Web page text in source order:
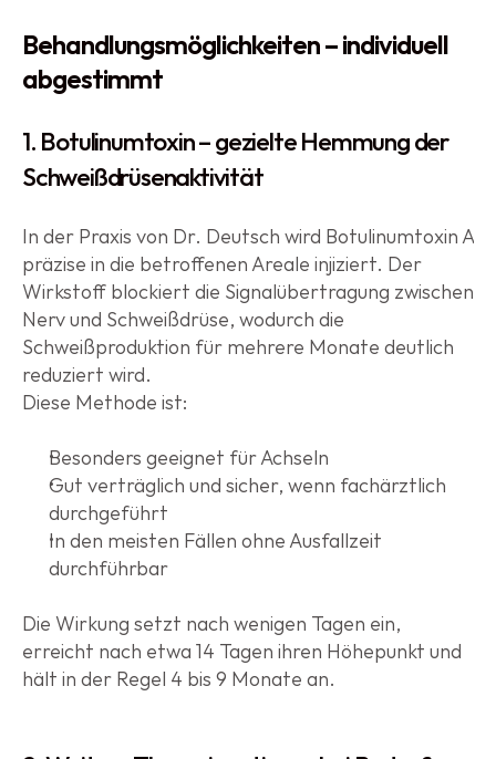
Behandlungsmöglichkeiten – individuell
abgestimmt
1. Botulinumtoxin – gezielte Hemmung der
Schweißdrüsenaktivität
In der Praxis von Dr. Deutsch wird Botulinumtoxin A
präzise in die betroffenen Areale injiziert. Der
Wirkstoff blockiert die Signalübertragung zwischen
Nerv und Schweißdrüse, wodurch die
Schweißproduktion für mehrere Monate deutlich
reduziert wird.
Diese Methode ist:
Besonders geeignet für Achseln
Gut verträglich und sicher, wenn fachärztlich
durchgeführt
In den meisten Fällen ohne Ausfallzeit
durchführbar
Die Wirkung setzt nach wenigen Tagen ein,
erreicht nach etwa 14 Tagen ihren Höhepunkt und
hält in der Regel 4 bis 9 Monate an.